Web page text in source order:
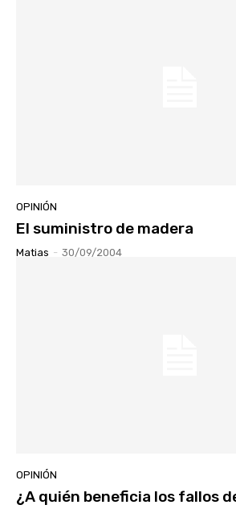
OPINIÓN
El suministro de madera
Matias - 30/09/2004
OPINIÓN
¿A quién beneficia los fallos